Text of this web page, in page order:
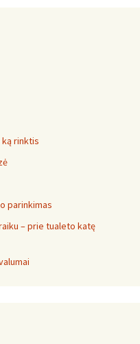
ką rinktis
parinkimas
– prie tualeto katę